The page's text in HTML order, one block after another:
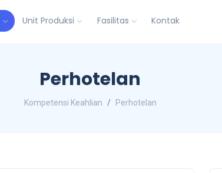
Unit Produksi Fasilitas Kontak
Perhotelan
Kompetensi Keahlian Perhotelan